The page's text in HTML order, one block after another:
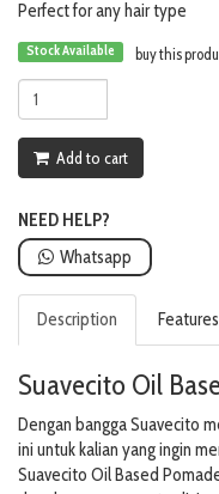
Perfect for any hair type
Stock Available buy this
Add to cart
NEED HELP?
Whatsapp
Description Features
Suavecito Oil
Dengan bangga Suavecito
ini untuk kalian yang ingin
Suavecito Oil Based